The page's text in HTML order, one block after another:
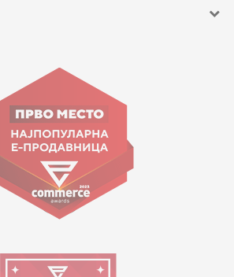
Goce Nikolovski 74 Shkup
contact@mytime.mk
Orari i punës:
09:00 - 17:00